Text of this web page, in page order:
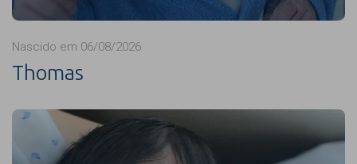
Nascido em 06/08/2026
Thomas